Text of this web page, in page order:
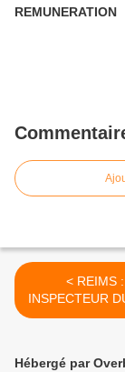
REMUNERATION
< REIMS : UN
INSPECTEUR
SUSPENDU
Hébergé par